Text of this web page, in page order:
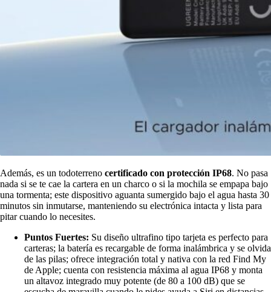
Además, es un todoterreno certificado con protección IP68. No pasa
nada si se te cae la cartera en un charco o si la mochila se empapa bajo
una tormenta; este dispositivo aguanta sumergido bajo el agua hasta 30
minutos sin inmutarse, manteniendo su electrónica intacta y lista para
pitar cuando lo necesites.
Puntos Fuertes: Su diseño ultrafino tipo tarjeta es perfecto para
carteras; la batería es recargable de forma inalámbrica y se olvida
de las pilas; ofrece integración total y nativa con la red Find My
de Apple; cuenta con resistencia máxima al agua IP68 y monta
un altavoz integrado muy potente (de 80 a 100 dB) que se